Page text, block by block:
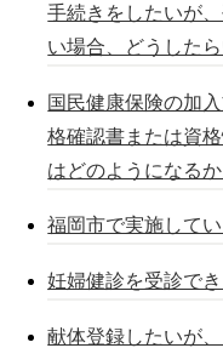
手続きをしたいが
い場合、どうしたら
国民健康保険の加
格確認書または資
はどのようになるか
福岡市で実施して
妊婦健診を受診で
献体登録したいが